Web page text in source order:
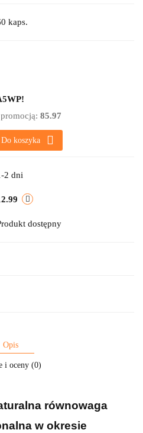
kaps.
85.97
Do koszyka
2 dni
dostępny
Opis
i oceny (0)
równowaga
w okresie